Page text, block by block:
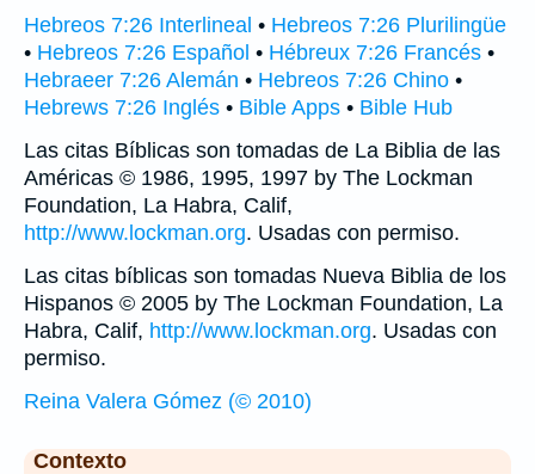
Hebreos 7:26 Interlineal • Hebreos 7:26 Plurilingüe
• Hebreos 7:26 Español • Hébreux 7:26 Francés •
Hebraeer 7:26 Alemán • Hebreos 7:26 Chino •
Hebrews 7:26 Inglés • Bible Apps • Bible Hub
Las citas Bíblicas son tomadas de La Biblia de las
Américas © 1986, 1995, 1997 by The Lockman
Foundation, La Habra, Calif,
http://www.lockman.org. Usadas con permiso.
Las citas bíblicas son tomadas Nueva Biblia de los
Hispanos © 2005 by The Lockman Foundation, La
Habra, Calif, http://www.lockman.org. Usadas con
permiso.
Reina Valera Gómez (© 2010)
Contexto